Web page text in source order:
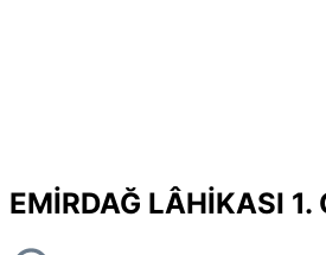
EMİRDAĞ LÂHİKASI 1.